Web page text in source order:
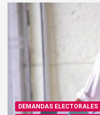
DEMANDAS ELECTORALES